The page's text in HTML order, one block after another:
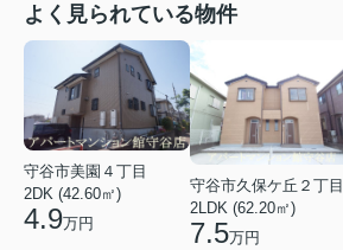
よく見られている物件
守谷市美園４丁目
2DK (42.60㎡)
4.9万円
守谷市久保ケ丘２丁目
2LDK (62.20㎡)
7.5万円